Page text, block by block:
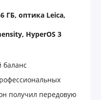
ГБ, оптика Leica,
HyperOS 3
баланс
получил передовую